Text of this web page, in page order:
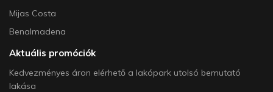
Mijas Costa
Benalmadena
Aktuális promóciók
Kedvezményes áron elérhető a lakópark utolsó bemutató
lakása